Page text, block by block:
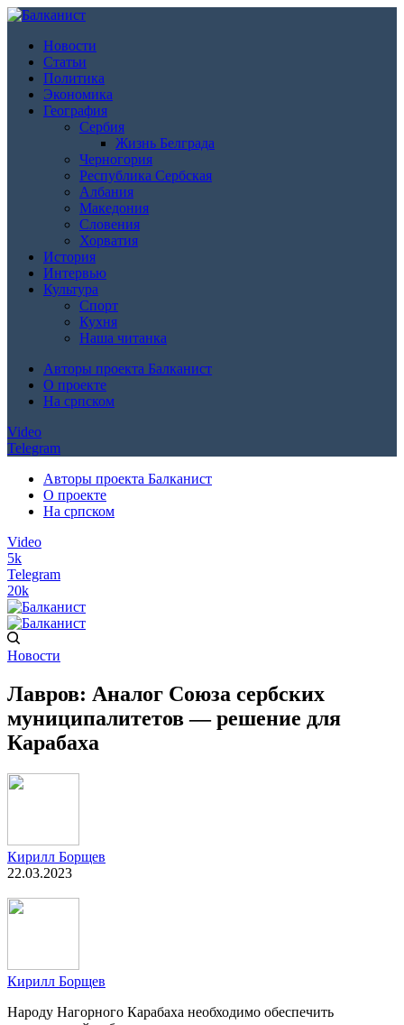
Новости
Статьи
Политика
Экономика
География
Сербия
Жизнь Белграда
Черногория
Республика Сербская
Албания
Македония
Словения
Хорватия
История
Интервью
Культура
Спорт
Кухня
Наша читанка
Авторы проекта Балканист
О проекте
На српском
Video
Telegram
Авторы проекта Балканист
О проекте
На српском
Video
5k
Telegram
20k
Новости
Лавров: Аналог Союза сербских
муниципалитетов — решение для
Карабаха
Кирилл Борщев
22.03.2023
Кирилл Борщев
Народу Нагорного Карабаха необходимо обеспечить